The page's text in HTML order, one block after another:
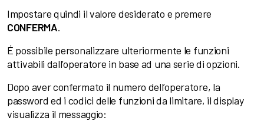
Impostare quindi il valore desiderato e premere
CONFERMA.
É possibile personalizzare ulteriormente le funzioni
attivabili dall’operatore in base ad una serie di opzioni.
Dopo aver confermato il numero dell’operatore, la
password ed i codici delle funzioni da limitare, il display
visualizza il messaggio: